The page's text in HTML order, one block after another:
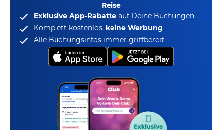
Reise
Exklusive App-Rabatte auf Deine Buchungen
Komplett kostenlos, keine Werbung
Alle Buchungsinfos immer griffbereit